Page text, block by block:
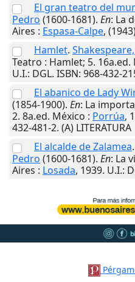
El gran teatro del
Pedro (1600-1681). En: La
Aires : Espasa-Calpe,
Hamlet.
Teatro : Hamlet; 5. 16a.ed.
U.I.: DGL. ISBN: 968-432-
El abanico de Lady
(1854-1900). En: La
2. 8a.ed. México : Porrúa,
432-481-2. (A) LITERATURA
El alcalde de Zalamea.
Pedro (1600-1681). En: La
Aires : Losada, 1939. U.I.: